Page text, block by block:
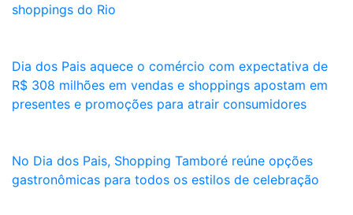
shoppings do Rio
Dia dos Pais aquece o comércio com expectativa de
R$ 308 milhões em vendas e shoppings apostam em
presentes e promoções para atrair consumidores
No Dia dos Pais, Shopping Tamboré reúne opções
gastronômicas para todos os estilos de celebração